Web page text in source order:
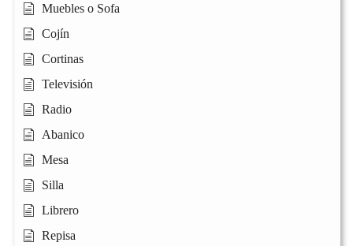
Muebles o Sofa
Cojín
Cortinas
Televisión
Radio
Abanico
Mesa
Silla
Librero
Repisa